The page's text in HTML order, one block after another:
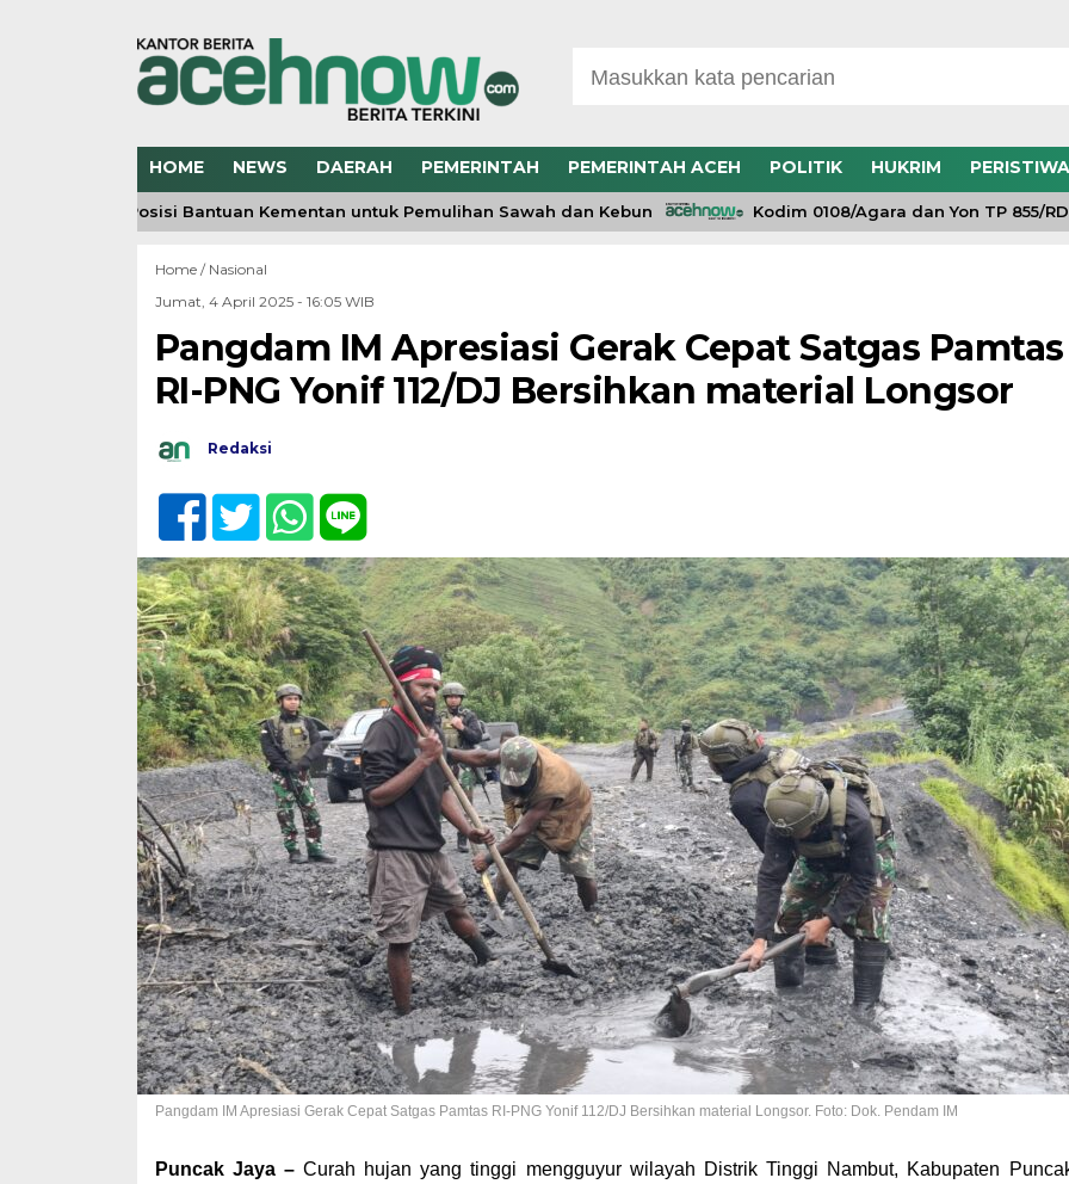
HOME NEWS DAERAH PEMERINTAH PEMERINTAH ACEH POLITIK HUKRIM PERISTIWA
Jelaskan Posisi Bantuan Kementan untuk Pemulihan Sawah dan Kebun Kodim 0108/Agara dan Yon TP 855/RD
Home / Nasional
Jumat, 4 April 2025 - 16:05 WIB
Pangdam IM Apresiasi Gerak Cepat Satgas Pamtas
RI-PNG Yonif 112/DJ Bersihkan material Longsor
Redaksi
Pangdam IM Apresiasi Gerak Cepat Satgas Pamtas RI-PNG Yonif 112/DJ Bersihkan material Longsor. Foto: Dok. Pendam IM
Puncak Jaya –Curah hujan yang tinggi mengguyur wilayah Distrik Tinggi Nambut, Kabupaten